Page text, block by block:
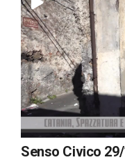
Senso Civico